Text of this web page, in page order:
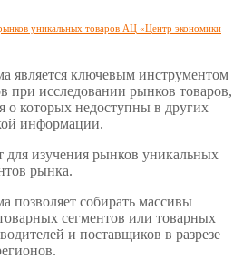
уникальных товаров АЦ «Центр экономики
является ключевым инструментом
при исследовании рынков товаров,
о которых недоступны в других
информации.
для изучения рынков уникальных
рынка.
позволяет собирать массивы
сегментов или товарных
и поставщиков в разрезе